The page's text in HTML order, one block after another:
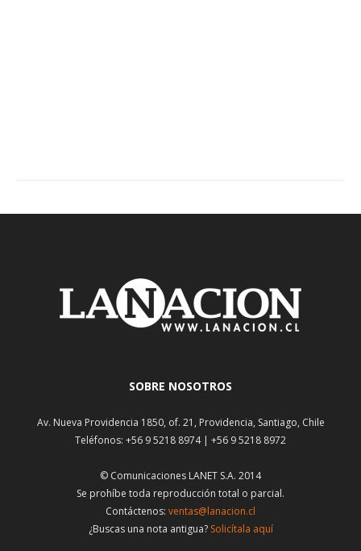
SOBRE NOSOTROS
Av. Nueva Providencia 1850, of. 21, Providencia, Santiago, Chile
Teléfonos: +56 9 5218 8974 | +56 9 5218 8972
© Comunicaciones LANET S.A. 2014
Se prohíbe toda reproducción total o parcial.
Contáctenos: ventas@lanacion.cl
¿Buscas una nota antigua? Solicítala aquí